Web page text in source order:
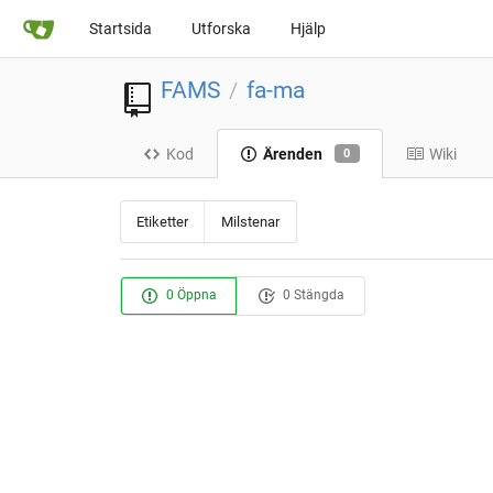
Startsida Utforska Hjälp
FAMS / fa-ma
Kod Ärenden 0 Wiki
Etiketter Milstenar
0 Öppna 0 Stängda